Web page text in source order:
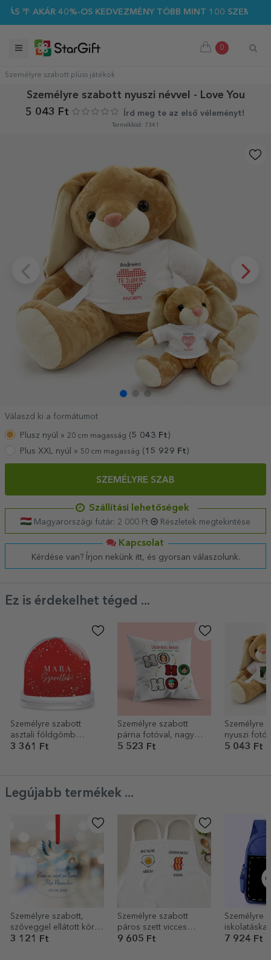
40%-OS KEDVEZMÉNY TÖBB MINT 100 SZEMÉLYRE
0
Személyre szabott plüss játékok
Személyre szabott nyuszi névvel - Love You
5 043 Ft
Írd meg te az első véleményt!
Termékkód: 7341
Válaszd ki a formátumot
Plusz nyúl » 20 cm magasság (5 043 Ft )
Plus XXL nyúl » 50 cm magasság (15 929 Ft)
SZEMÉLYRE SZAB
Szállítási lehetőségek
Magyarországi futár: 2 000 Ft Részletek megtekintése
Kapcsolat
Kérdése van? Írjon nekünk itt, és gyorsan válaszolunk.
Ez is érdekelhet téged ...
Személyre szabott
asztali földgömb
fotóval és szöveggel –
3 361 Ft
Személyre szabott
párna fotóval, nagy
méretben - HO HO HO
5 523 Ft
Személyre
nyuszi
szöveggel
5 043 Ft
Legújabb termékek ...
Személyre szabott,
szöveggel ellátott kör
alakú dísz – Üdvözöljük
3 121 Ft
Személyre szabott
páros szett vicces
felirattal – Bacon and
9 605 Ft
Személyre
iskolatáska
grafikáddal
7 924 Ft